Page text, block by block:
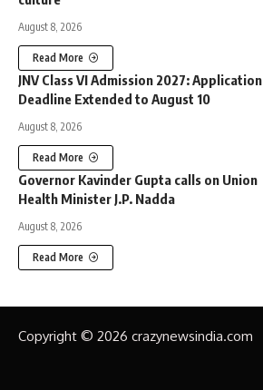
August 8, 2026
Read More
JNV Class VI Admission 2027: Application
Deadline Extended to August 10
August 8, 2026
Read More
Governor Kavinder Gupta calls on Union
Health Minister J.P. Nadda
August 8, 2026
Read More
Copyright © 2026 crazynewsindia.com